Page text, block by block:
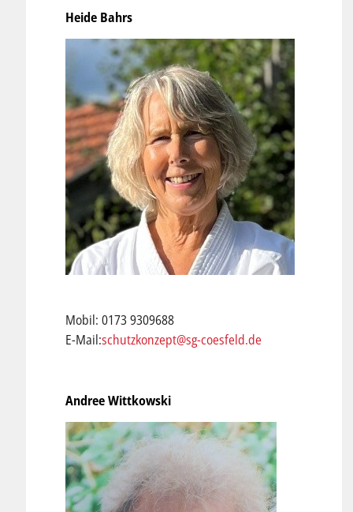
Heide Bahrs
Mobil: 0173 9309688
E-Mail:schutzkonzept@sg-coesfeld.de
Andree Wittkowski